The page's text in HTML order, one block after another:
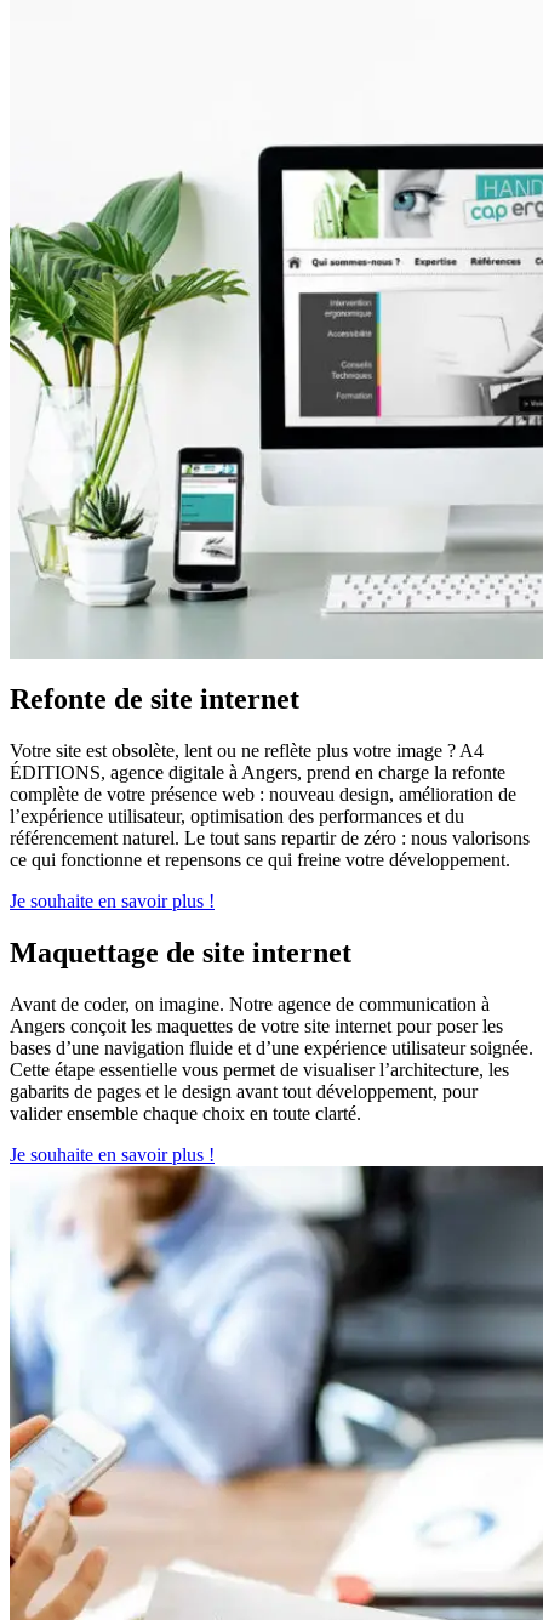
Refonte de site internet
Votre site est obsolète, lent ou ne reflète plus votre image ? A4
ÉDITIONS, agence digitale à Angers, prend en charge la refonte
complète de votre présence web : nouveau design, amélioration de
l’expérience utilisateur, optimisation des performances et du
référencement naturel. Le tout sans repartir de zéro : nous valorisons
ce qui fonctionne et repensons ce qui freine votre développement.
Je souhaite en savoir plus !
Maquettage de site internet
Avant de coder, on imagine. Notre agence de communication à
Angers conçoit les maquettes de votre site internet pour poser les
bases d’une navigation fluide et d’une expérience utilisateur soignée.
Cette étape essentielle vous permet de visualiser l’architecture, les
gabarits de pages et le design avant tout développement, pour
valider ensemble chaque choix en toute clarté.
Je souhaite en savoir plus !